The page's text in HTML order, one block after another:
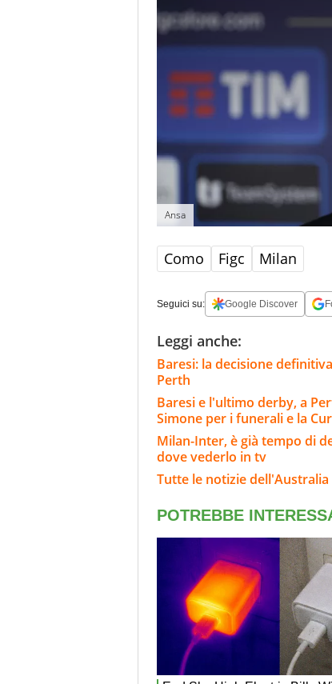
Ansa
Como Figc Milan
Seguici su: Google Discover
Leggi anche:
Baresi: la decisione
Perth
Baresi e l'ultimo derby, a
Simone per i funerali e la
Milan-Inter, è già tempo di
dove vederlo in tv
Tutte le notizie dell'Australia